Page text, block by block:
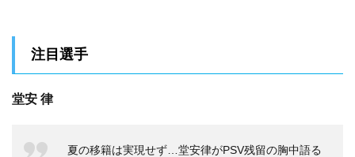
注目選手
堂安 律
夏の移籍は実現せず…堂安律がPSV残留の胸中語る